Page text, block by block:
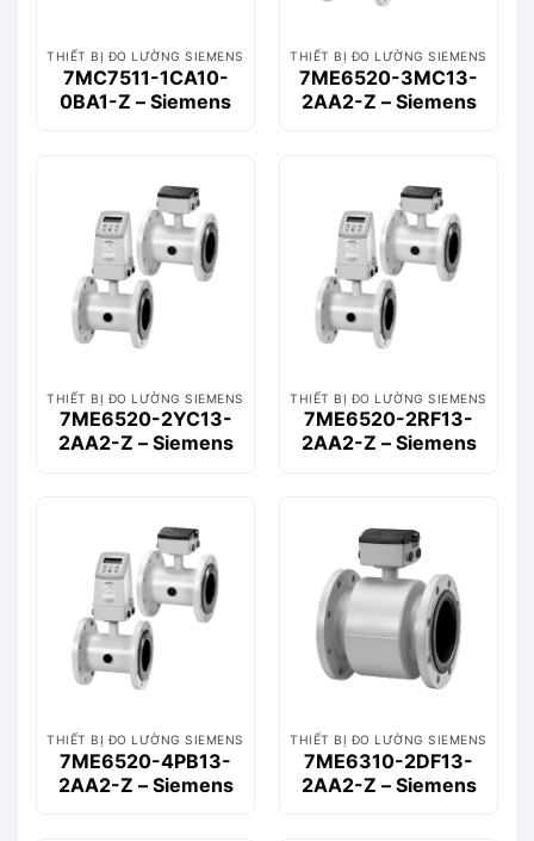
THIẾT BỊ ĐO LƯỜNG SIEMENS
7MC7511-1CA10-
0BA1-Z – Siemens
THIẾT BỊ ĐO LƯỜNG SIEMENS
7ME6520-3MC13-
2AA2-Z – Siemens
THIẾT BỊ ĐO LƯỜNG SIEMENS
7ME6520-2YC13-
2AA2-Z – Siemens
THIẾT BỊ ĐO LƯỜNG SIEMENS
7ME6520-2RF13-
2AA2-Z – Siemens
THIẾT BỊ ĐO LƯỜNG SIEMENS
7ME6520-4PB13-
2AA2-Z – Siemens
THIẾT BỊ ĐO LƯỜNG SIEMENS
7ME6310-2DF13-
2AA2-Z – Siemens